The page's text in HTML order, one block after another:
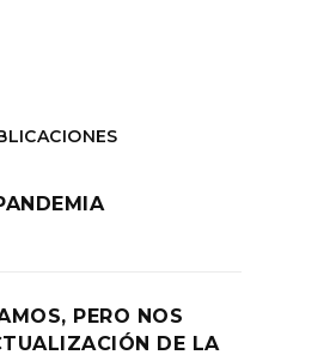
PERO NOS
DE LA